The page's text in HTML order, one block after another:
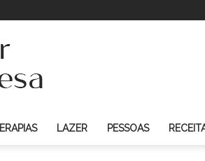
LAZER PESSOAS